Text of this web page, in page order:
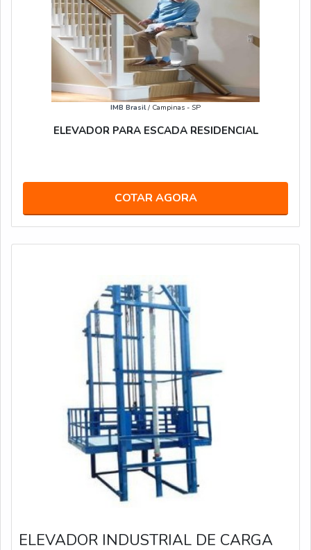
IMB Brasil/ Campinas - SP
ELEVADOR PARA ESCADA RESIDENCIAL
COTAR AGORA
ELEVADOR INDUSTRIAL DE CARGA